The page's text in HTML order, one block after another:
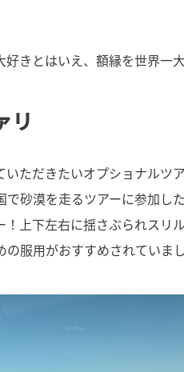
きとはいえ、額縁を世界一
リ
ただきたいオプショナルツ
で砂漠を走るツアーに参加し
！上下左右に揺さぶられスリ
服用がおすすめされていま